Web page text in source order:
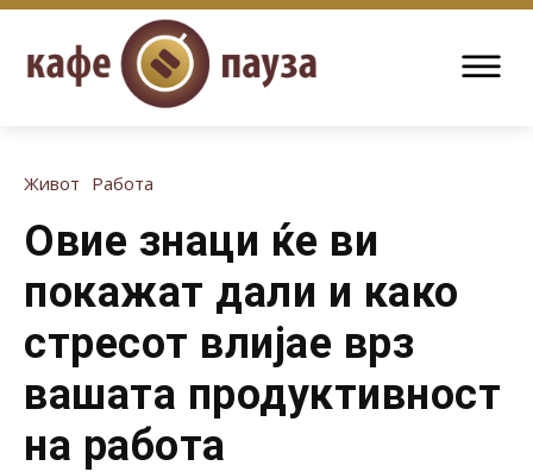
Живот Работа
Овие знаци ќе ви
покажат дали и како
стресот влијае врз
вашата продуктивност
на работа